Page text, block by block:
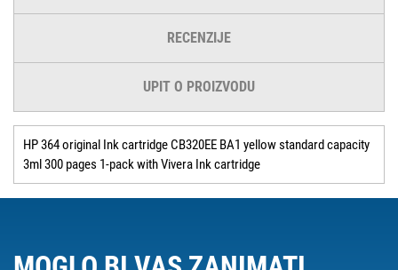
RECENZIJE
UPIT O PROIZVODU
HP 364 original Ink cartridge CB320EE BA1 yellow standard capacity
3ml 300 pages 1-pack with Vivera Ink cartridge